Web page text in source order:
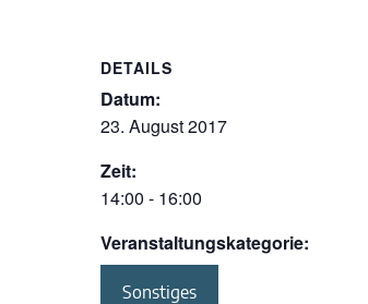
DETAILS
Datum:
23. August 2017
Zeit:
14:00 - 16:00
Veranstaltungskategorie:
Sonstiges